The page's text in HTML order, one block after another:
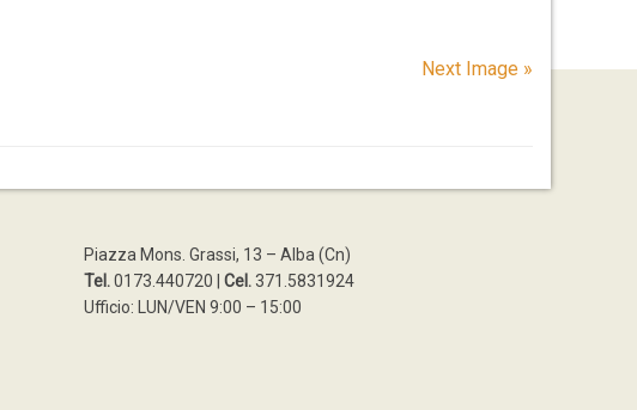
Next Image »
Piazza Mons. Grassi, 13 – Alba (Cn)
Tel.0173.440720 |Cel.371.5831924
Ufficio: LUN/VEN 9:00 – 15:00